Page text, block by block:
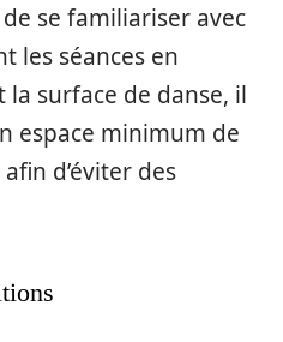
se familiariser avec
les séances en
surface de danse, il
espace minimum de
d’éviter des